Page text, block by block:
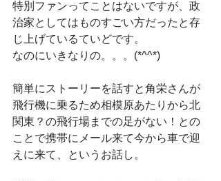
特別ファンってことはないですが、政
治家としてはものすごい方だったと存
じ上げているていどです。
なのにいきなりの。。。(*^^*)
簡単にストーリーを話すと角栄さんが
飛行機に乗るため相模原あたりから北
関東？の飛行場までの足がない！との
ことで携帯にメール来て今から車で迎
えに来て、というお話し。